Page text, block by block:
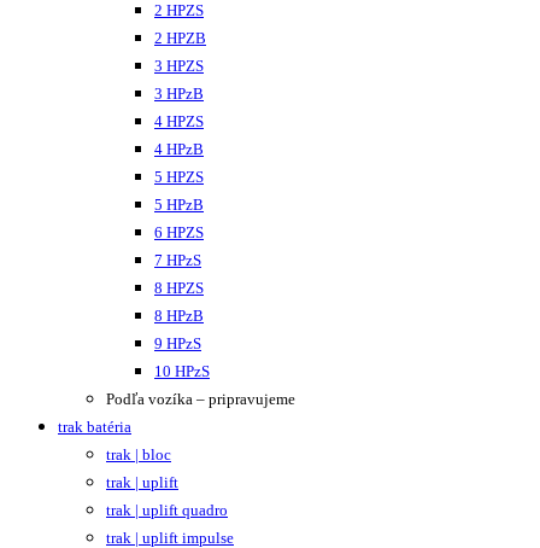
2 HPZS
2 HPZB
3 HPZS
3 HPzB
4 HPZS
4 HPzB
5 HPZS
5 HPzB
6 HPZS
7 HPzS
8 HPZS
8 HPzB
9 HPzS
10 HPzS
Podľa vozíka – pripravujeme
trak batéria
trak | bloc
trak | uplift
trak | uplift quadro
trak | uplift impulse